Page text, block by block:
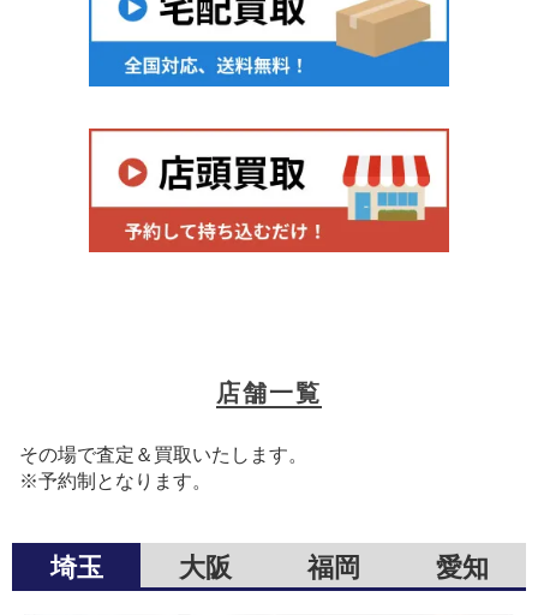
店舗一覧
その場で査定＆買取いたします。
※予約制となります。
埼玉 大阪 福岡 愛知